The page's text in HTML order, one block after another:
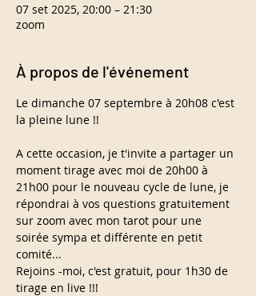
07 set 2025, 20:00 – 21:30
zoom
À propos de l'événement
Le dimanche 07 septembre à 20h08 c'est
la pleine lune !!
A cette occasion, je t'invite a partager un
moment tirage avec moi de 20h00 à
21h00 pour le nouveau cycle de lune, je
répondrai à vos questions gratuitement
sur zoom avec mon tarot pour une
soirée sympa et différente en petit
comité...
Rejoins -moi, c'est gratuit, pour 1h30 de
tirage en live !!!